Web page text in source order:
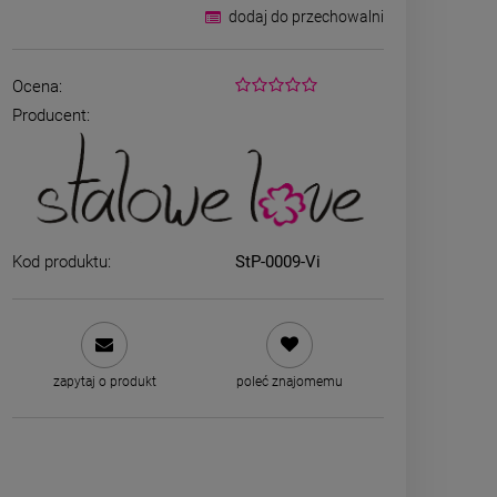
Bransoletka srebrna STAL
dodaj do przechowalni
Ocena:
Producent:
Kod produktu: StP-0009-Vi
zapytaj o produkt poleć znajomemu